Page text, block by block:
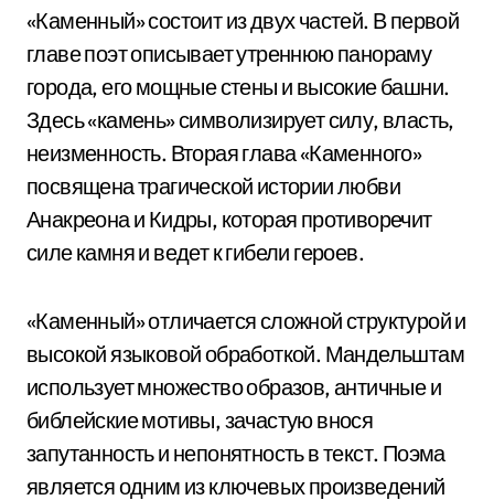
«Каменный» состоит из двух частей. В первой
главе поэт описывает утреннюю панораму
города, его мощные стены и высокие башни.
Здесь «камень» символизирует силу, власть,
неизменность. Вторая глава «Каменного»
посвящена трагической истории любви
Анакреона и Кидры, которая противоречит
силе камня и ведет к гибели героев.
«Каменный» отличается сложной структурой и
высокой языковой обработкой. Мандельштам
использует множество образов, античные и
библейские мотивы, зачастую внося
запутанность и непонятность в текст. Поэма
является одним из ключевых произведений